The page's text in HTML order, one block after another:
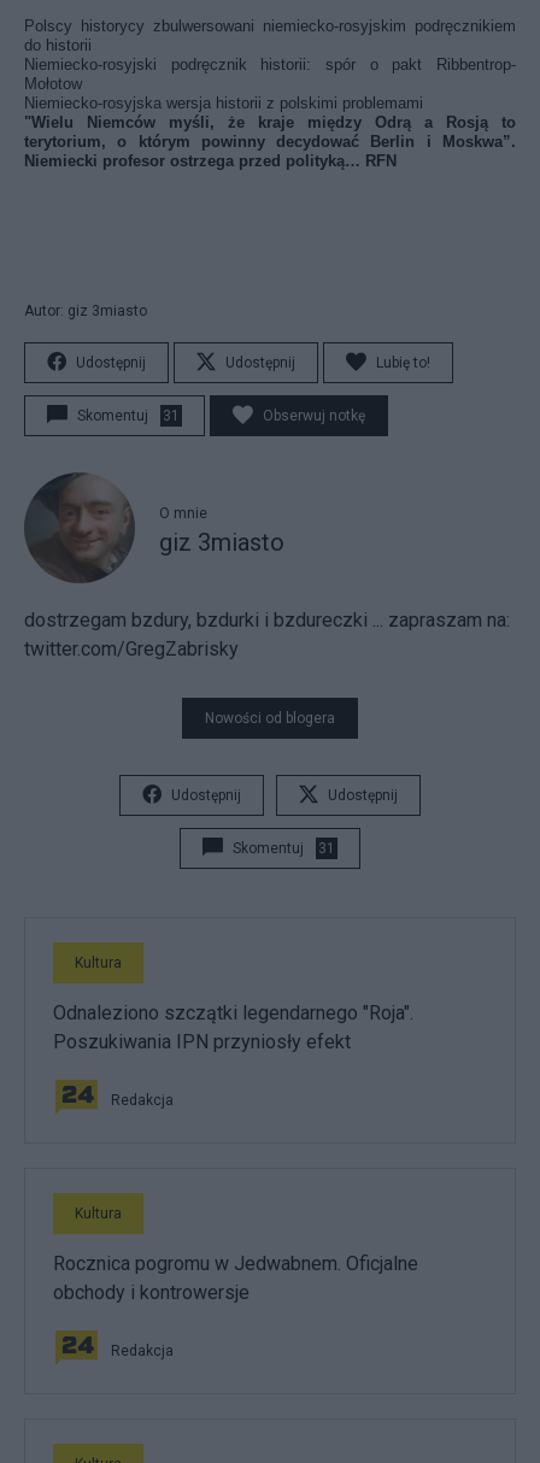
Polscy historycy zbulwersowani niemiecko-rosyjskim podręcznikiem
do historii
Niemiecko-rosyjski podręcznik historii: spór o pakt Ribbentrop-
Mołotow
Niemiecko-rosyjska wersja historii z polskimi problemami
"Wielu Niemców myśli, że kraje między Odrą a Rosją to
terytorium, o którym powinny decydować Berlin i Moskwa”.
Niemiecki profesor ostrzega przed polityką… RFN
Autor: giz 3miasto
Udostępnij Udostępnij Lubię to!
Skomentuj 31 Obserwuj notkę
O mnie
giz 3miasto
dostrzegam bzdury, bzdurki i bzdureczki ... zapraszam na:
twitter.com/GregZabrisky
Nowości od blogera
Udostępnij Udostępnij
Skomentuj 31
Kultura
Odnaleziono szczątki legendarnego "Roja".
Poszukiwania IPN przyniosły efekt
Redakcja
Kultura
Rocznica pogromu w Jedwabnem. Oficjalne
obchody i kontrowersje
Redakcja